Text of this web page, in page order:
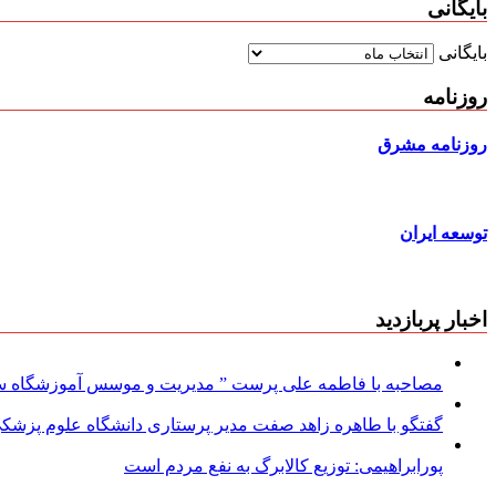
بایگانی
بایگانی
روزنامه
روزنامه مشرق
توسعه ایران
اخبار پربازدید
مصاحبه با فاطمه علی پرست ” مدیریت و موسس آموزشگاه
گفتگو با طاهره زاهد صفت مدیر پرستاری دانشگاه علوم
پورابراهیمی: توزیع کالابرگ به نفع مردم است